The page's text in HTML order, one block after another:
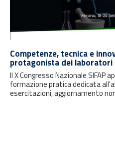
Competenze, tecnica e
protagonista dei laboratori
Il X Congresso Nazionale SIFAP
formazione pratica dedicata
esercitazioni, aggiornamento